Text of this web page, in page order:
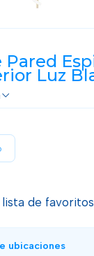
Pared
Luz
de favoritos
ubicaciones